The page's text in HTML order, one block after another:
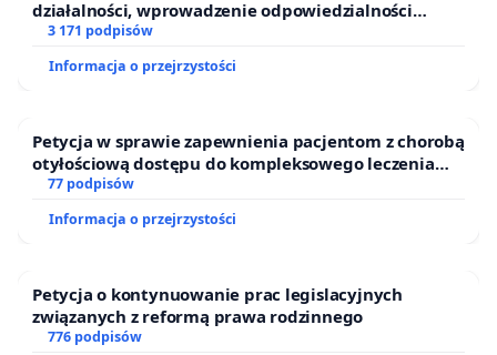
działalności, wprowadzenie odpowiedzialności
finansowej kluczowych urzędników i sędziów
3 171 podpisów
Informacja o przejrzystości
Petycja w sprawie zapewnienia pacjentom z chorobą
otyłościową dostępu do kompleksowego leczenia
oraz programów profilaktycznych.
77 podpisów
Informacja o przejrzystości
Petycja o kontynuowanie prac legislacyjnych
związanych z reformą prawa rodzinnego
776 podpisów